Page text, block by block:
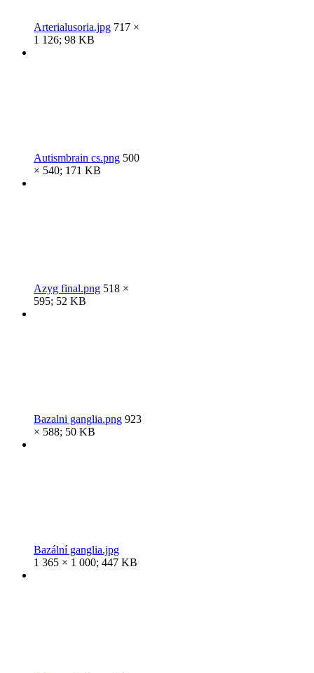
Arterialusoria.jpg 717 ×
1 126; 98 KB
Autismbrain cs.png 500
× 540; 171 KB
Azyg final.png 518 ×
595; 52 KB
Bazalni ganglia.png 923
× 588; 50 KB
Bazální ganglia.jpg
1 365 × 1 000; 447 KB